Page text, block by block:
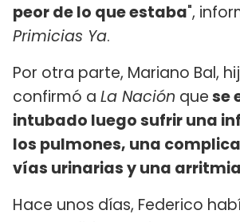
peor de lo que estaba",
Primicias Ya.
Por otra parte, Mariano Bal,
confirmó a La Nación quese
intubado luego sufrir una
los pulmones, una
vías urinarias y una arritmia
Hace unos días, Federico